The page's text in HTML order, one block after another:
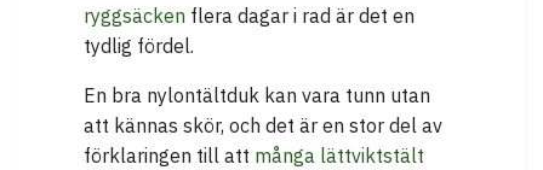
ryggsäcken flera dagar i rad är det en
tydlig fördel.
En bra nylontältduk kan vara tunn utan
att kännas skör, och det är en stor del av
förklaringen till att många lättviktstält